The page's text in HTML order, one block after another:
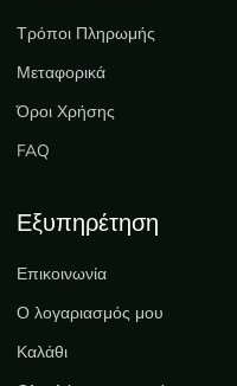
Τρόποι Πληρωμής
Μεταφορικά
Όροι Χρήσης
FAQ
Εξυπηρέτηση
Επικοινωνία
Ο λογαριασμός μου
Καλάθι